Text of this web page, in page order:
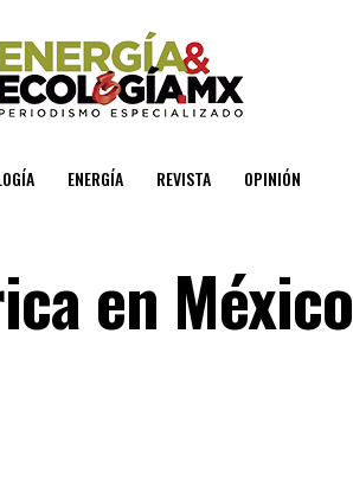
ENERGÍA REVISTA OPINIÓN
en México